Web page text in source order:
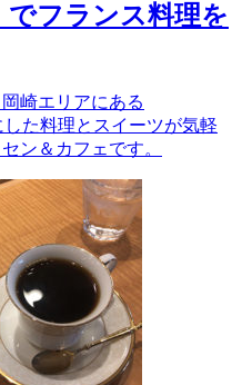
でフランス料理を
崎エリアにある
した料理とスイーツが気軽
ン＆カフェです。